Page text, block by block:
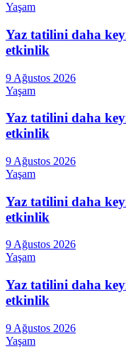
Yaşam
Yaz tatilini daha
etkinlik
9 Ağustos 2026
Yaşam
Yaz tatilini daha
etkinlik
9 Ağustos 2026
Yaşam
Yaz tatilini daha
etkinlik
9 Ağustos 2026
Yaşam
Yaz tatilini daha
etkinlik
9 Ağustos 2026
Yaşam